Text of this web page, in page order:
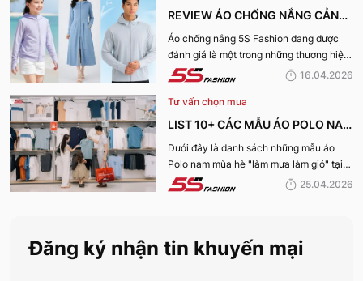
REVIEW ÁO CHỐNG NẮNG CẢN
TIA UV, CHỐNG NẮNG TỐT NHẤT
CỦA 5S FASHION 2026
Áo chống nắng 5S Fashion đang được
đánh giá là một trong những thương hiệu
áo đáng mua hàng đầu hiện nay. Vậy
giá tích cực đến vậy? Cùng đi hết bài
viết nhé!
16.04.2026
Tư vấn chọn mua
LIST 10+ CÁC MẪU ÁO POLO NAM
MÙA HÈ BÁN CHẠY NHẤT CỦA 5S
FASHION 2026
Dưới đây là danh sách những mẫu áo
Polo nam mùa hè "làm mưa làm gió" tại
hệ thống 5S Fashion mà bất kỳ quý ông
25.04.2026
Đăng ký nhận tin khuyến mại